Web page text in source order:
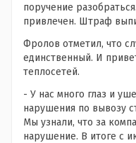
поручение
привлечен. Штраф
Фролов отметил, что
единственный. И
теплосетей.
- У нас много глаз и
нарушения по вывозу
Мы узнали, что за
нарушение. В итоге с